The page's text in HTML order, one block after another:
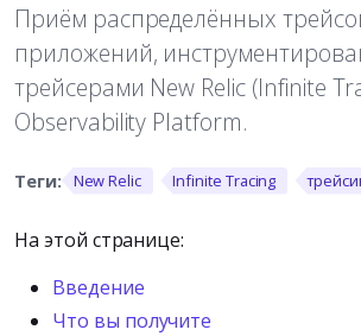
Приём распределённых
приложений,
трейсерами New Relic (Infinite
Observability Platform.
New Relic Infinite Tracing
На этой странице:
Введение
Что вы получите